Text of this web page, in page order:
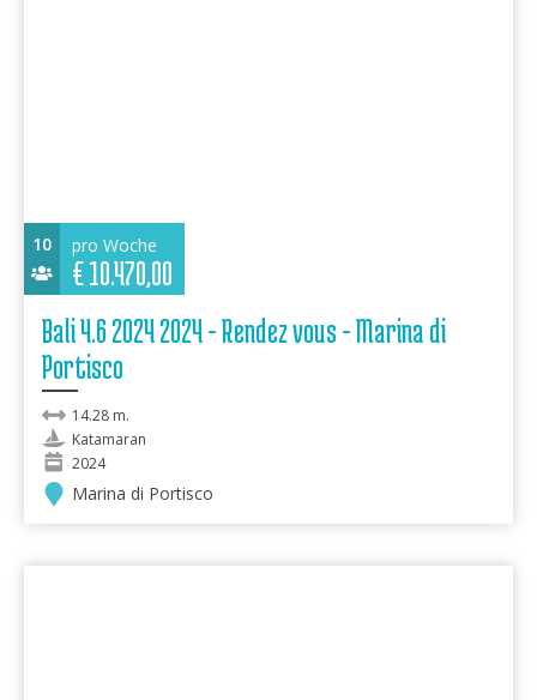
10 pro Woche
€10.470,00
Bali 4.6 2024 2024 - Rendez vous - Marina di
Portisco
14.28 m.
Katamaran
2024
Marina di Portisco